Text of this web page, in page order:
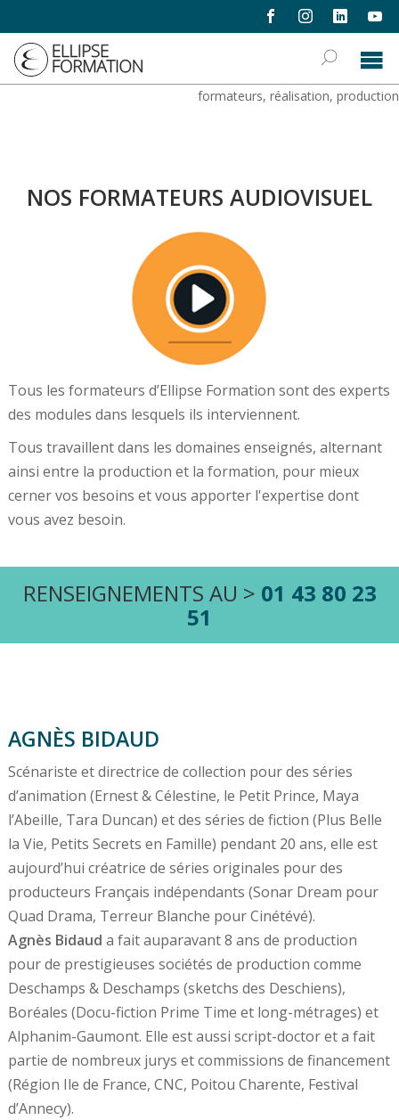
formations écriture, réalisation & production
formateurs, réalisation, production
NOS FORMATEURS AUDIOVISUEL
Tous les formateurs d’Ellipse Formation sont des experts
des modules dans lesquels ils interviennent.
Tous travaillent dans les domaines enseignés, alternant
ainsi entre la production et la formation, pour mieux
cerner vos besoins et vous apporter l'expertise dont
vous avez besoin.
RENSEIGNEMENTS AU > 01 43 80 23
51
AGNÈS BIDAUD
Scénariste et directrice de collection pour des séries
d’animation (Ernest & Célestine, le Petit Prince, Maya
l’Abeille, Tara Duncan) et des séries de fiction (Plus Belle
la Vie, Petits Secrets en Famille) pendant 20 ans, elle est
aujourd’hui créatrice de séries originales pour des
producteurs Français indépendants (Sonar Dream pour
Quad Drama, Terreur Blanche pour Cinétévé).
Agnès Bidaud a fait auparavant 8 ans de production
pour de prestigieuses sociétés de production comme
Deschamps & Deschamps (sketchs des Deschiens),
Boréales (Docu-fiction Prime Time et long-métrages) et
Alphanim-Gaumont. Elle est aussi script-doctor et a fait
partie de nombreux jurys et commissions de financement
(Région Ile de France, CNC, Poitou Charente, Festival
d’Annecy).